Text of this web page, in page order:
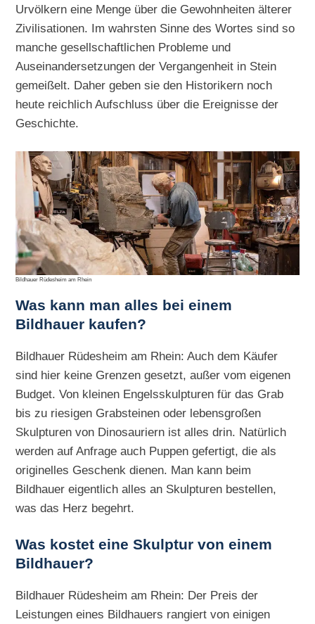
Urvölkern eine Menge über die Gewohnheiten älterer
Zivilisationen. Im wahrsten Sinne des Wortes sind so
manche gesellschaftlichen Probleme und
Auseinandersetzungen der Vergangenheit in Stein
gemeißelt. Daher geben sie den Historikern noch
heute reichlich Aufschluss über die Ereignisse der
Geschichte.
Bildhauer Rüdesheim am Rhein
Was kann man alles bei einem
Bildhauer kaufen?
Bildhauer Rüdesheim am Rhein: Auch dem Käufer
sind hier keine Grenzen gesetzt, außer vom eigenen
Budget. Von kleinen Engelsskulpturen für das Grab
bis zu riesigen Grabsteinen oder lebensgroßen
Skulpturen von Dinosauriern ist alles drin. Natürlich
werden auf Anfrage auch Puppen gefertigt, die als
originelles Geschenk dienen. Man kann beim
Bildhauer eigentlich alles an Skulpturen bestellen,
was das Herz begehrt.
Was kostet eine Skulptur von einem
Bildhauer?
Bildhauer Rüdesheim am Rhein: Der Preis der
Leistungen eines Bildhauers rangiert von einigen